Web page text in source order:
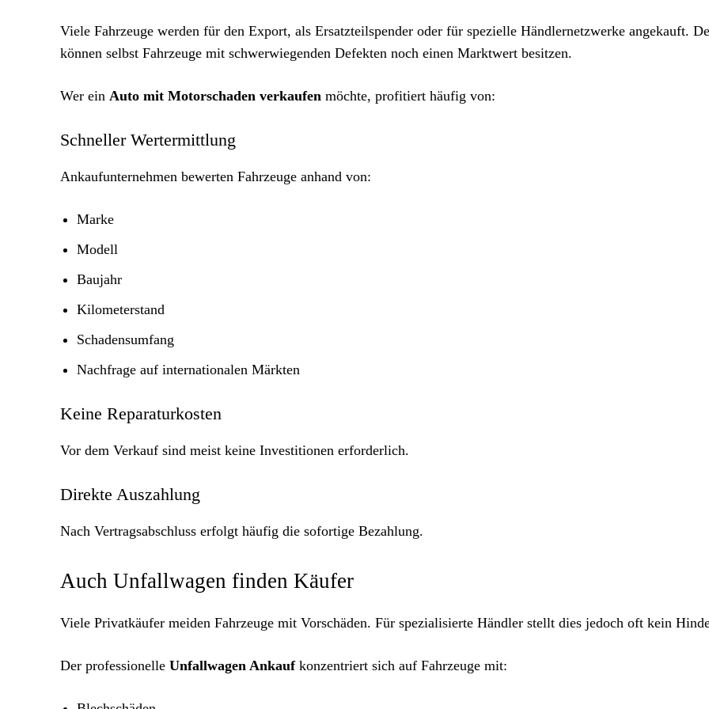
Viele Fahrzeuge werden für den Export, als Ersatzteilspender oder für spezielle Händlernetzwerke angekauft.
können selbst Fahrzeuge mit schwerwiegenden Defekten noch einen Marktwert besitzen.
Wer ein Auto mit Motorschaden verkaufen möchte, profitiert häufig von:
Schneller Wertermittlung
Ankaufunternehmen bewerten Fahrzeuge anhand von:
Marke
Modell
Baujahr
Kilometerstand
Schadensumfang
Nachfrage auf internationalen Märkten
Keine Reparaturkosten
Vor dem Verkauf sind meist keine Investitionen erforderlich.
Direkte Auszahlung
Nach Vertragsabschluss erfolgt häufig die sofortige Bezahlung.
Auch Unfallwagen finden Käufer
Viele Privatkäufer meiden Fahrzeuge mit Vorschäden. Für spezialisierte Händler stellt dies jedoch oft kein
Der professionelle Unfallwagen Ankaufkonzentriert sich auf Fahrzeuge mit: